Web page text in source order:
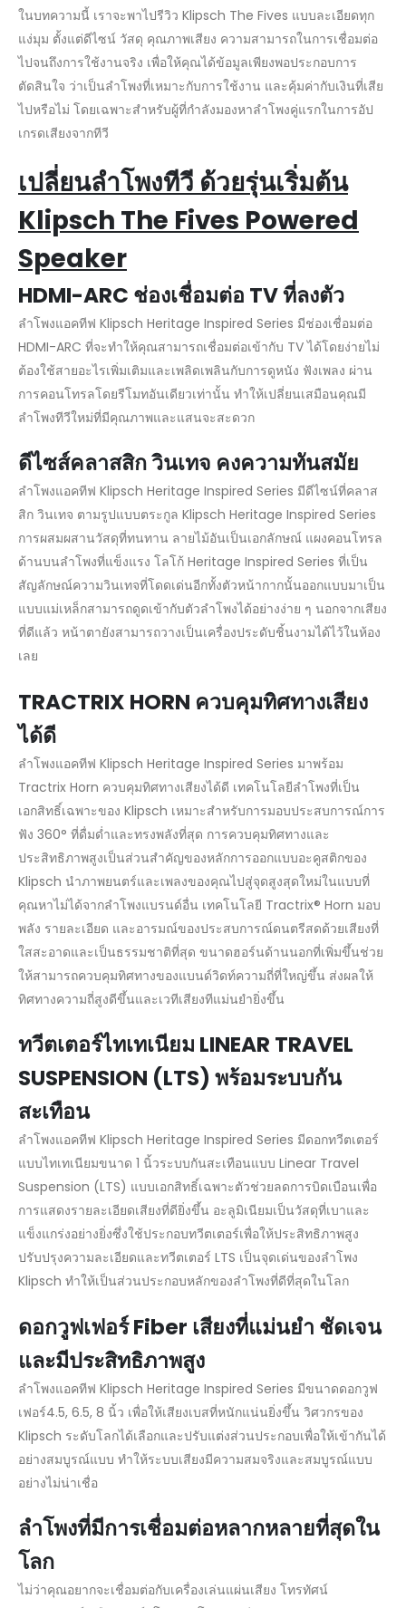
ในบทความนี้ เราจะพาไปรีวิว Klipsch The Fives แบบละเอียดทุก
แง่มุม ตั้งแต่ดีไซน์ วัสดุ คุณภาพเสียง ความสามารถในการเชื่อมต่อ
ไปจนถึงการใช้งานจริง เพื่อให้คุณได้ข้อมูลเพียงพอประกอบการ
ตัดสินใจ ว่าเป็นลำโพงที่เหมาะกับการใช้งาน และคุ้มค่ากับเงินที่เสีย
ไปหรือไม่ โดยเฉพาะสำหรับผู้ที่กำลังมองหาลำโพงคู่แรกในการอัป
เกรดเสียงจากทีวี
เปลี่ยนลำโพงทีวี ด้วยรุ่นเริ่มต้น
Klipsch The Fives Powered
Speaker
HDMI-ARC ช่องเชื่อมต่อ TV ที่ลงตัว
ลำโพงแอคทีฟ Klipsch Heritage Inspired Series มีช่องเชื่อมต่อ
HDMI-ARC ที่จะทำให้คุณสามารถเชื่อมต่อเข้ากับ TV ได้โดยง่ายไม่
ต้องใช้สายอะไรเพิ่มเติมและเพลิดเพลินกับการดูหนัง ฟังเพลง ผ่าน
การคอนโทรลโดยรีโมทอันเดียวเท่านั้น ทำให้เปลี่ยนเสมือนคุณมี
ลำโพงทีวีใหม่ที่มีคุณภาพและแสนจะสะดวก
ดีไซส์คลาสสิก วินเทจ คงความทันสมัย
ลำโพงแอคทีฟ Klipsch Heritage Inspired Series มีดีไซน์ที่คลาส
สิก วินเทจ ตามรูปแบบตระกูล Klipsch Heritage Inspired Series
การผสมผสานวัสดุที่ทนทาน ลายไม้อันเป็นเอกลักษณ์ แผงคอนโทรล
ด้านบนลำโพงที่แข็งแรง โลโก้ Heritage Inspired Series ที่เป็น
สัญลักษณ์ความวินเทจที่โดดเด่นอีกทั้งตัวหน้ากากนั้นออกแบบมาเป็น
แบบแม่เหล็กสามารถดูดเข้ากับตัวลำโพงได้อย่างง่าย ๆ นอกจากเสียง
ที่ดีแล้ว หน้าตายังสามารถวางเป็นเครื่องประดับชิ้นงามได้ไว้ในห้อง
เลย
TRACTRIX HORN ควบคุมทิศทางเสียง
ได้ดี
ลำโพงแอคทีฟ Klipsch Heritage Inspired Series มาพร้อม
Tractrix Horn ควบคุมทิศทางเสียงได้ดี เทคโนโลยีลำโพงที่เป็น
เอกสิทธิ์เฉพาะของ Klipsch เหมาะสำหรับการมอบประสบการณ์การ
ฟัง 360° ที่ดื่มด่ำและทรงพลังที่สุด การควบคุมทิศทางและ
ประสิทธิภาพสูงเป็นส่วนสำคัญของหลักการออกแบบอะคูสติกของ
Klipsch นำภาพยนตร์และเพลงของคุณไปสู่จุดสูงสุดใหม่ในแบบที่
คุณหาไม่ได้จากลำโพงแบรนด์อื่น เทคโนโลยี Tractrix® Horn มอบ
พลัง รายละเอียด และอารมณ์ของประสบการณ์ดนตรีสดด้วยเสียงที่
ใสสะอาดและเป็นธรรมชาติที่สุด ขนาดฮอร์นด้านนอกที่เพิ่มขึ้นช่วย
ให้สามารถควบคุมทิศทางของแบนด์วิดท์ความถี่ที่ใหญ่ขึ้น ส่งผลให้
ทิศทางความถี่สูงดีขึ้นและเวทีเสียงทีแม่นยำยิ่งขึ้น
ทวีตเตอร์ไทเทเนียม LINEAR TRAVEL
SUSPENSION (LTS) พร้อมระบบกัน
สะเทือน
ลำโพงแอคทีฟ Klipsch Heritage Inspired Series มีดอกทวีตเตอร์
แบบไทเทเนียมขนาด 1 นิ้วระบบกันสะเทือนแบบ Linear Travel
Suspension (LTS) แบบเอกสิทธิ์เฉพาะตัวช่วยลดการบิดเบือนเพื่อ
การแสดงรายละเอียดเสียงที่ดียิ่งขึ้น อะลูมิเนียมเป็นวัสดุที่เบาและ
แข็งแกร่งอย่างยิ่งซึ่งใช้ประกอบทวีตเตอร์เพื่อให้ประสิทธิภาพสูง
ปรับปรุงความละเอียดและทวีตเตอร์ LTS เป็นจุดเด่นของลำโพง
Klipsch ทำให้เป็นส่วนประกอบหลักของลำโพงที่ดีที่สุดในโลก
ดอกวูฟเฟอร์ Fiber เสียงที่แม่นยำ ชัดเจน
และมีประสิทธิภาพสูง
ลำโพงแอคทีฟ Klipsch Heritage Inspired Series มีขนาดดอกวูฟ
เฟอร์4.5, 6.5, 8 นิ้ว เพื่อให้เสียงเบสที่หนักแน่นยิ่งขึ้น วิศวกรของ
Klipsch ระดับโลกได้เลือกและปรับแต่งส่วนประกอบเพื่อให้เข้ากันได้
อย่างสมบูรณ์แบบ ทำให้ระบบเสียงมีความสมจริงและสมบูรณ์แบบ
อย่างไม่น่าเชื่อ
ลำโพงที่มีการเชื่อมต่อหลากหลายที่สุดใน
โลก
ไม่ว่าคุณอยากจะเชื่อมต่อกับเครื่องเล่นแผ่นเสียง โทรทัศน์